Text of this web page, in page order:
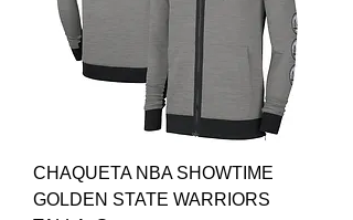
CHAQUETA NBA SHOWTIME
GOLDEN STATE WARRIORS